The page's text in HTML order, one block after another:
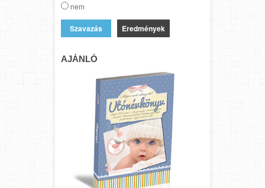
nem
Eredmények
AJÁNLÓ